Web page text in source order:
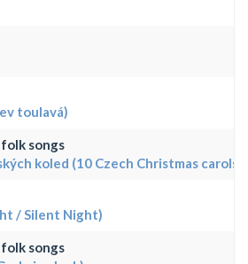
toulavá)
songs
koled (10 Czech Christmas carols)
/ Silent Night)
songs